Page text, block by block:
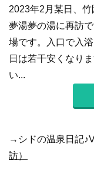
2023年2月某日、
夢湯夢の湯に再訪
場です。入口で入
日は若干安くなり
い...
→シドの温泉日記
訪）